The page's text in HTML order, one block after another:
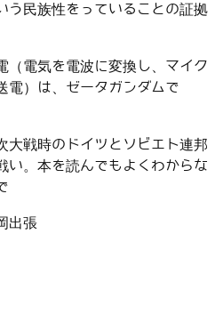
う民族性をっていることの証拠
（電気を電波に変換し、マイク
電）は、ゼータガンダムで
大戦時のドイツとソビエト連邦
い。本を読んでもよくわからな
出張